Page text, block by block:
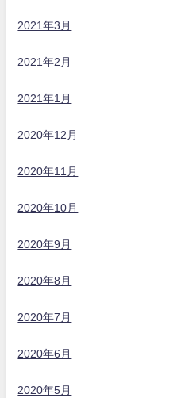
2021年3月
2021年2月
2021年1月
2020年12月
2020年11月
2020年10月
2020年9月
2020年8月
2020年7月
2020年6月
2020年5月